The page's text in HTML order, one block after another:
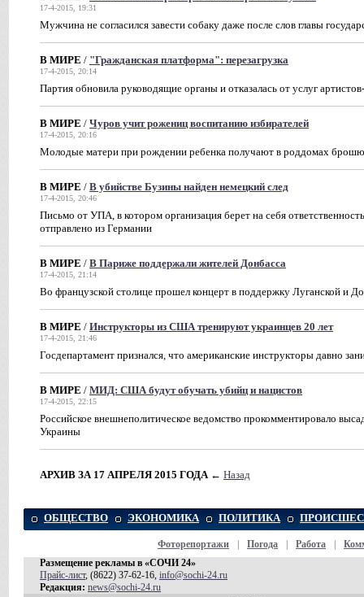
17-4-2015, 19:31
Мужчина не согласился завести собаку даже после слов главы
В МИРЕ / "Гражданская платформа": перезагрузка
17-4-2015, 20:14
Партия обновила руководящие органы и отказалась от услуг
В МИРЕ / Чуров учит рожениц воспитанию избирателей
17-4-2015, 20:16
Молодые матери при рождении ребенка получают в роддомах
В МИРЕ / В убийстве Бузины найден немецкий след
17-4-2015, 20:46
Письмо от УПА, в котором организация берет на себя
отправлено из Германии
В МИРЕ / В Париже поддержали жителей Донбасса
17-4-2015, 21:14
Во французской столице прошел концерт в поддержку Луганской и
В МИРЕ / Инструкторы из США тренируют украинцев 20 лет
17-4-2015, 21:46
Госдепартамент признался, что американские инструкторы давно
В МИРЕ / МИД: США будут обучать убийц и нацистов
17-4-2015, 22:15
Российское внешнеполитическое ведомство прокомментировало
Украины
АРХИВ ЗА 17 АПРЕЛЯ 2015 ГОДА ← Назад
ОБЩЕСТВО ЭКОНОМИКА ПОЛИТИКА
Фоторепортажи Погода Работа
Размещение рекламы в «СОЧИ 24»
Прайс-лист, (8622) 37-62-16, info@sochi-24.ru
Редакция: news@sochi-24.ru